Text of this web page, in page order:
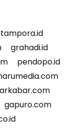
tampora.id
grahadi.id
pendopo.id
gapuro.com